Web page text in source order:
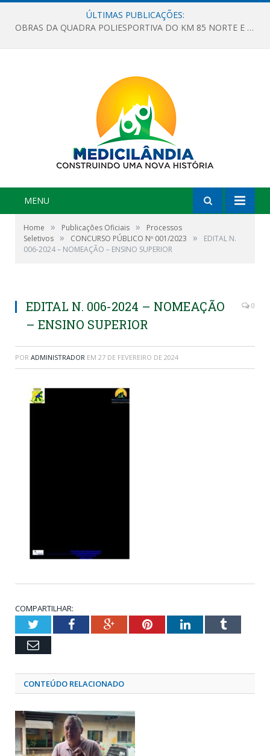
ÚLTIMAS PUBLICAÇÕES:
OBRAS DA QUADRA POLIESPORTIVA DO KM 85 NORTE E DA ESCOLA GASPAR VIANA AVANÇAM
MENU
Home » Publicações Oficiais »
Processos
Seletivos » CONCURSO PÚBLICO Nº 001/2023 »
EDITAL N.
006-2024 – NOMEAÇÃO – ENSINO SUPERIOR
EDITAL N. 006-2024 – NOMEAÇÃO
– ENSINO SUPERIOR
0
POR ADMINISTRADOR EM 27 DE FEVEREIRO DE 2024
COMPARTILHAR:
TwitterFacebookGoogle+PinterestLinkedInTumblr
Email
CONTEÚDO RELACIONADO